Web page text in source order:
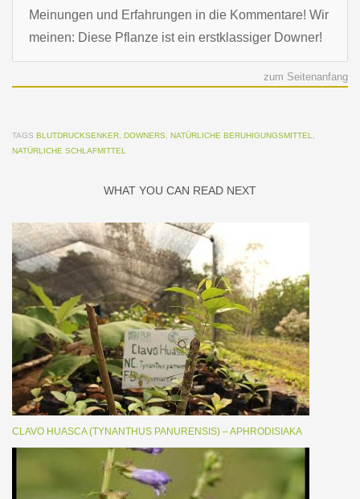
Meinungen und Erfahrungen in die Kommentare! Wir
meinen: Diese Pflanze ist ein erstklassiger Downer!
zum Seitenanfang
TAGS BLUTDRUCKSENKER DOWNERS NATÜRLICHE BERUHIGUNGSMITTEL
NATÜRLICHE SCHLAFMITTEL
WHAT YOU CAN READ NEXT
CLAVO HUASCA (TYNANTHUS PANURENSIS) – APHRODISIAKA